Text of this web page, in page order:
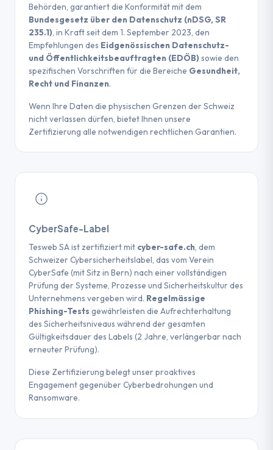
Behörden, garantiert die Konformität mit dem
Bundesgesetz über den Datenschutz (nDSG, SR
235.1) , in Kraft seit dem 1. September 2023, den
Empfehlungen des Eidgenössischen Datenschutz-
und Öffentlichkeitsbeauftragten (EDÖB) sowie den
spezifischen Vorschriften für die Bereiche Gesundheit,
Recht und Finanzen.
Wenn Ihre Daten die physischen Grenzen der Schweiz
nicht verlassen dürfen, bietet Ihnen unsere
Zertifizierung alle notwendigen rechtlichen Garantien.
CyberSafe-Label
Tesweb SA ist zertifiziert mit cyber-safe.ch, dem
Schweizer Cybersicherheitslabel, das vom Verein
CyberSafe (mit Sitz in Bern) nach einer vollständigen
Prüfung der Systeme, Prozesse und Sicherheitskultur des
Unternehmens vergeben wird. Regelmässige
Phishing-Tests gewährleisten die Aufrechterhaltung
des Sicherheitsniveaus während der gesamten
Gültigkeitsdauer des Labels (2 Jahre, verlängerbar nach
erneuter Prüfung).
Diese Zertifizierung belegt unser proaktives
Engagement gegenüber Cyberbedrohungen und
Ransomware.